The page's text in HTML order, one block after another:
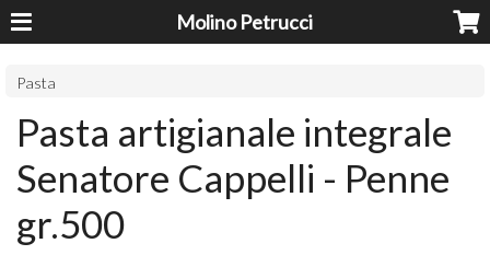
Molino Petrucci
Pasta
Pasta artigianale integrale
Senatore Cappelli - Penne
gr.500